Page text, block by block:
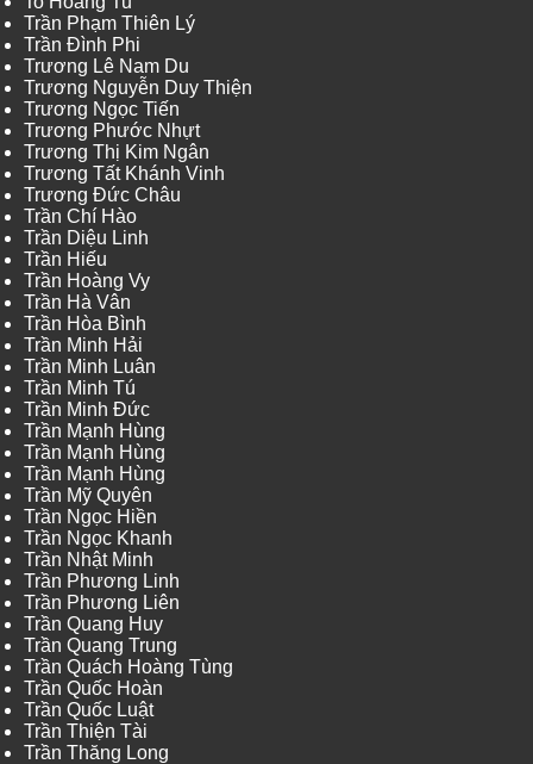
Trần Phạm Thiên Lý
Trần Đình Phi
Trương Lê Nam Du
Trương Nguyễn Duy Thiện
Trương Ngọc Tiến
Trương Phước Nhựt
Trương Thị Kim Ngân
Trương Tất Khánh Vinh
Trương Đức Châu
Trần Chí Hào
Trần Diệu Linh
Trần Hiếu
Trần Hoàng Vy
Trần Hà Vân
Trần Hòa Bình
Trần Minh Hải
Trần Minh Luân
Trần Minh Tú
Trần Minh Đức
Trần Mạnh Hùng
Trần Mạnh Hùng
Trần Mạnh Hùng
Trần Mỹ Quyên
Trần Ngọc Hiền
Trần Ngọc Khanh
Trần Nhật Minh
Trần Phương Linh
Trần Phương Liên
Trần Quang Huy
Trần Quang Trung
Trần Quách Hoàng Tùng
Trần Quốc Hoàn
Trần Quốc Luật
Trần Thiện Tài
Trần Thăng Long